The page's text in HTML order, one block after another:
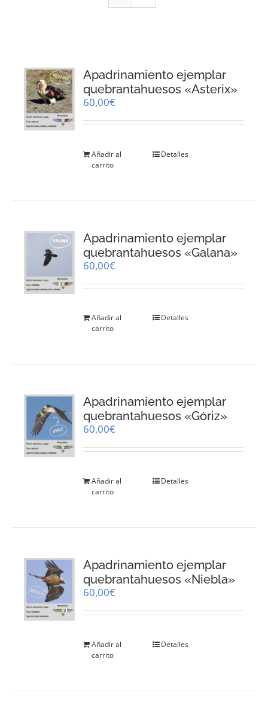
Apadrinamiento ejemplar
quebrantahuesos «Asterix»
60,00€
Añadir al
carrito
Detalles
Apadrinamiento ejemplar
quebrantahuesos «Galana»
60,00€
Añadir al
carrito
Detalles
Apadrinamiento ejemplar
quebrantahuesos «Góriz»
60,00€
Añadir al
carrito
Detalles
Apadrinamiento ejemplar
quebrantahuesos «Niebla»
60,00€
Añadir al
carrito
Detalles